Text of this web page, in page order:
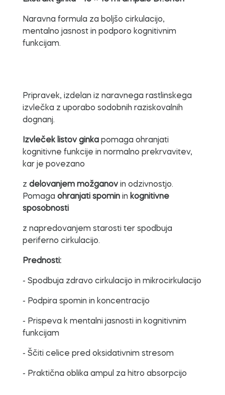
Naravna formula za boljšo cirkulacijo,
mentalno jasnost in podporo kognitivnim
funkcijam.
Pripravek, izdelan iz naravnega rastlinskega
izvlečka z uporabo sodobnih raziskovalnih
dognanj.
Izvleček listov ginka pomaga ohranjati
kognitivne funkcije in normalno prekrvavitev,
kar je povezano
z delovanjem možganov in odzivnostjo.
Pomaga ohranjati spomin in kognitivne
sposobnosti
z napredovanjem starosti ter spodbuja
periferno cirkulacijo.
Prednosti:
- Spodbuja zdravo cirkulacijo in mikrocirkulacijo
- Podpira spomin in koncentracijo
- Prispeva k mentalni jasnosti in kognitivnim
funkcijam
- Ščiti celice pred oksidativnim stresom
- Praktična oblika ampul za hitro absorpcijo